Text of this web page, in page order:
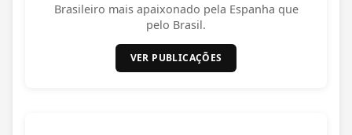
Brasileiro mais apaixonado pela Espanha que
pelo Brasil.
VER PUBLICAÇÕES